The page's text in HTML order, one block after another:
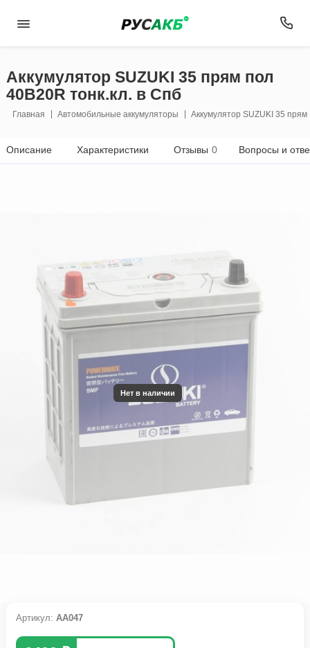
Аккумулятор SUZUKI 35 прям пол
40B20R тонк.кл. в Спб
Главная Автомобильные аккумуляторы Аккумулятор SUZUKI 35 прям
Описание Характеристики Отзывы 0 Вопросы и
Нет в наличии
Артикул: АА047